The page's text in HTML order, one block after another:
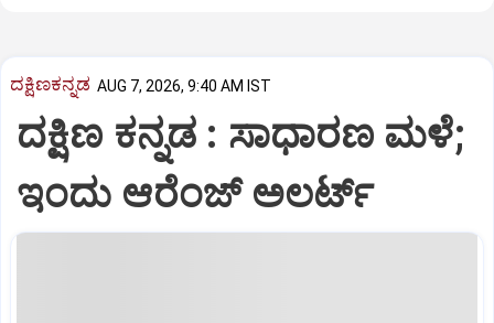
ದಕ್ಷಿಣಕನ್ನಡ AUG 7, 2026, 9:40 AM IST
ದಕ್ಷಿಣ ಕನ್ನಡ : ಸಾಧಾರಣ ಮಳೆ;
ಇಂದು ಆರೆಂಜ್‌ ಅಲರ್ಟ್